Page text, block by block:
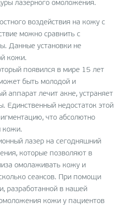
лазерного омоложения.
воздействия на кожу с
можно сравнить с
Данные установки не
кожи.
появился в мире 15 лет
быть молодой и
аппарат лечит акне, устраняет
Единственный недостаток этой
что абсолютно
кожи.
лазер на сегодняшний
которые позволяют в
омолаживать кожу и
сеансов. При помощи
разработанной в нашей
кожи у пациентов